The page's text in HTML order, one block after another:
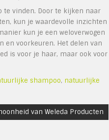
te vinden. Door te kijken naar
kun je waardevolle inzichten
kun je een weloverwogen
en voorkeuren. Het delen van
is voor je haar, maar ook voor
shampoo, natuurlijke
van Weleda Producten